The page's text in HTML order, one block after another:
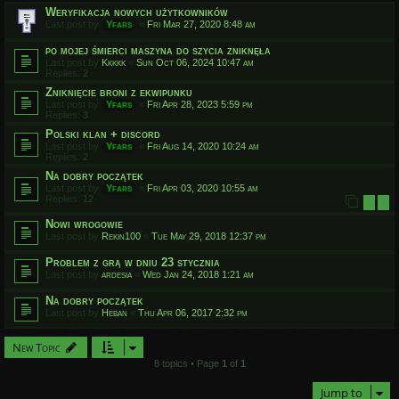
Weryfikacja nowych użytkowników
Last post by Yfars « Fri Mar 27, 2020 8:48 am
po mojej śmierci maszyna do szycia zniknęła
Last post by Kkkkk « Sun Oct 06, 2024 10:47 am
Replies: 2
Zniknięcie broni z ekwipunku
Last post by Yfars « Fri Apr 28, 2023 5:59 pm
Replies: 3
Polski klan + discord
Last post by Yfars « Fri Aug 14, 2020 10:24 am
Replies: 2
Na dobry początek
Last post by Yfars « Fri Apr 03, 2020 10:55 am
Replies: 12 1 2
Nowi wrogowie
Last post by Rekin100 « Tue May 29, 2018 12:37 pm
Problem z grą w dniu 23 stycznia
Last post by ardesia « Wed Jan 24, 2018 1:21 am
Na dobry początek
Last post by Heban « Thu Apr 06, 2017 2:32 pm
New Topic
8 topics • Page 1 of 1
Jump to